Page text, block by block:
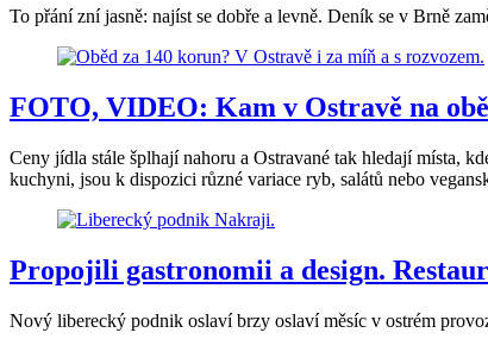
To přání zní jasně: najíst se dobře a levně. Deník se v Brně
FOTO, VIDEO: Kam v Ostravě na
Ceny jídla stále šplhají nahoru a Ostravané tak hledají místa,
kuchyni, jsou k dispozici různé variace ryb, salátů nebo
Propojili gastronomii a design.
Nový liberecký podnik oslaví brzy oslaví měsíc v ostrém